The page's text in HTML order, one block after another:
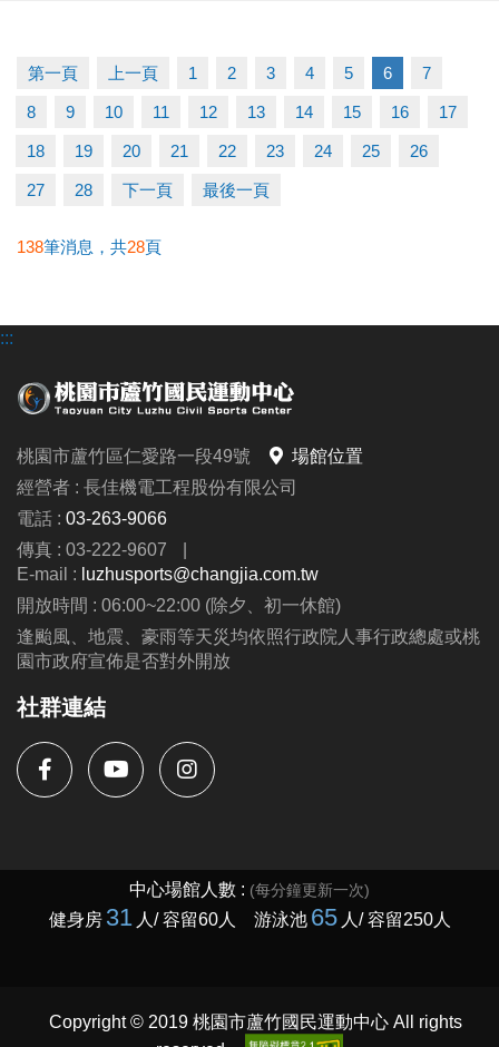
▶ 有氧、瑜珈、飛輪需年滿15歲；懸吊、空瑜需年滿
18歲。
▶ 若因人數不足無法開班，將於開課前通知，並請持
原信用卡、繳費憑證及發票至本中心辦理退費。
-洽詢專線：03-2639066 #112
-FB : 桃園市蘆竹國民運動中心
第一頁 上一頁 1 2 3 4 5 6 7
8 9 10 11 12 13 14 15 16 17
18 19 20 21 22 23 24 25 26
27 28 下一頁 最後一頁
138筆消息，共28頁
:::
桃園市蘆竹區仁愛路一段49號
場館位置
經營者 : 長佳機電工程股份有限公司
電話 : 03-263-9066
傳真 : 03-222-9607
|
E-mail : luzhusports@changjia.com.tw
開放時間 : 06:00~22:00 (除夕、初一休館)
逢颱風、地震、豪雨等天災均依照行政院人事行政總處或桃
園市政府宣佈是否對外開放
社群連結
Copyright © 2019 桃園市蘆竹國民運動中心 All rights